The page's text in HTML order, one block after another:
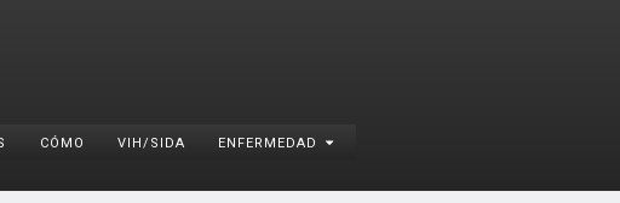
CÓMO VIH/SIDA ENFERMEDAD